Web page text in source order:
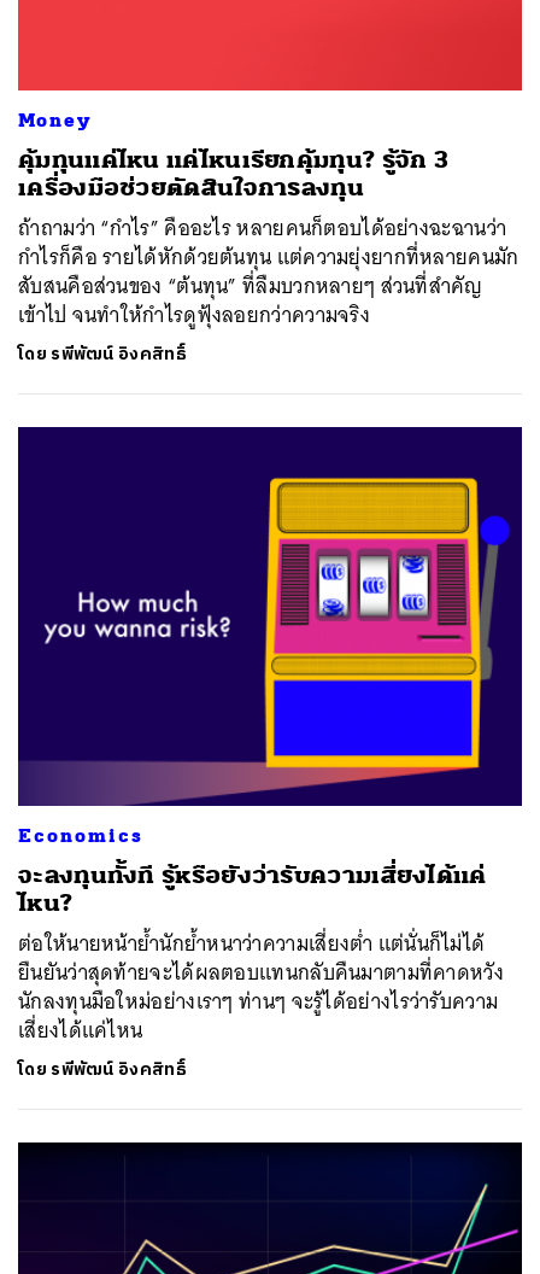
Money
คุ้มทุนแค่ไหน แค่ไหนเรียกคุ้มทุน? รู้จัก 3
เครื่องมือช่วยตัดสินใจการลงทุน
ถ้าถามว่า “กำไร” คืออะไร หลายคนก็ตอบได้อย่างฉะฉานว่า
กำไรก็คือ รายได้หักด้วยต้นทุน แต่ความยุ่งยากที่หลายคนมัก
สับสนคือส่วนของ “ต้นทุน” ที่ลืมบวกหลายๆ ส่วนที่สำคัญ
เข้าไป จนทำให้กำไรดูฟุ้งลอยกว่าความจริง
โดย รพีพัฒน์ อิงคสิทธิ์
Economics
จะลงทุนทั้งที รู้หรือยังว่ารับความเสี่ยงได้แค่
ไหน?
ต่อให้นายหน้าย้ำนักย้ำหนาว่าความเสี่ยงต่ำ แต่นั่นก็ไม่ได้
ยืนยันว่าสุดท้ายจะได้ผลตอบแทนกลับคืนมาตามที่คาดหวัง
นักลงทุนมือใหม่อย่างเราๆ ท่านๆ จะรู้ได้อย่างไรว่ารับความ
เสี่ยงได้แค่ไหน
โดย รพีพัฒน์ อิงคสิทธิ์
TWEET LINE EMAIL